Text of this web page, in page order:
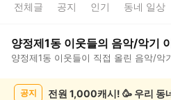
전체글 공지 인기 동네 일상
양정제1동 이웃들의 음악/악기
양정제1동 이웃들이 직접 올린 음악/악
공지 전원 1,000캐시! 🥳 우리 동